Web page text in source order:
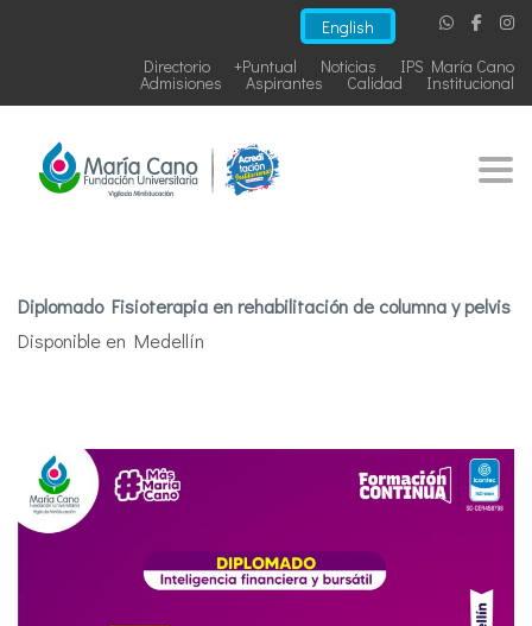
English
IPS María Cano
Noticias
+Puntual
Directorio
Institucional
Calidad
Aspirantes
Admisiones
Diplomado Fisioterapia en rehabilitación de columna y pelvis
Disponible en Medellín